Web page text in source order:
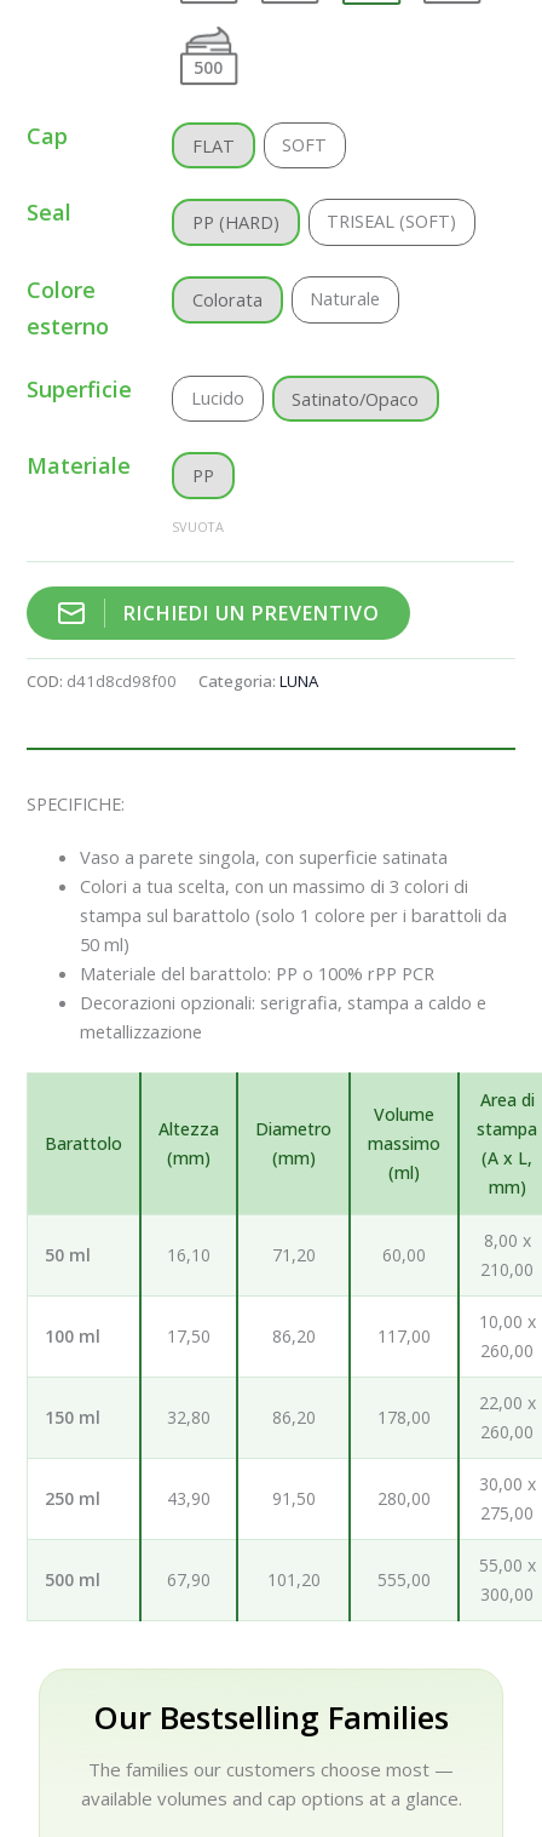
500
Cap FLAT SOFT
Seal PP (HARD) TRISEAL (SOFT)
Colore
esterno
Colorata Naturale
Superficie Lucido Satinato/Opaco
Materiale PP
SVUOTA
RICHIEDI UN PREVENTIVO
COD: d41d8cd98f00 Categoria:LUNA
SPECIFICHE:
Vaso a parete singola, con superficie satinata
Colori a tua scelta, con un massimo di 3 colori di
stampa sul barattolo (solo 1 colore per i barattoli da
50 ml)
Materiale del barattolo: PP o 100% rPP PCR
Decorazioni opzionali: serigrafia, stampa a caldo e
metallizzazione
Barattolo
Altezza
(mm)
Diametro
(mm)
Volume
massimo
(ml)
Area di
stampa
(A x L,
mm)
50 ml 16,10 71,20 60,00
8,00 x
210,00
100 ml 17,50 86,20 117,00
10,00 x
260,00
150 ml 32,80 86,20 178,00
22,00 x
260,00
250 ml 43,90 91,50 280,00
30,00 x
275,00
500 ml 67,90 101,20 555,00
55,00 x
300,00
Our Bestselling Families
The families our customers choose most —
available volumes and cap options at a glance.